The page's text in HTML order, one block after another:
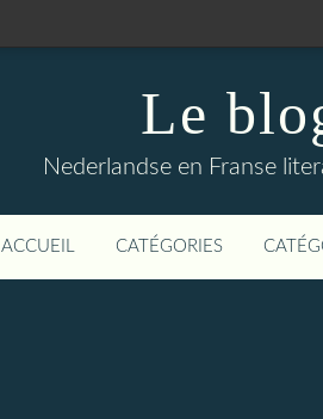
Le
Nederlandse en Franse
ACCUEIL CATÉGORIES